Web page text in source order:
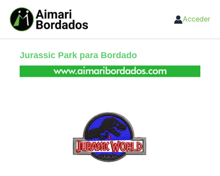
contenido
Acceder
Jurassic Park para Bordado